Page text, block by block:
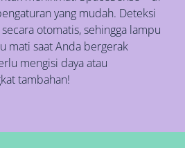
yang mudah. Deteksi
otomatis, sehingga lampu
mati saat Anda bergerak
mengisi daya atau
tambahan!